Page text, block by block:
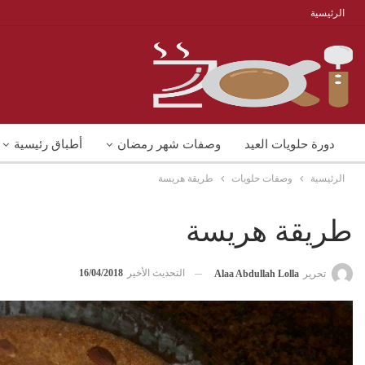
الرئيسية
دورة حلويات العيد وصفات شهر رمضان أطباق رئيسية
منوعات شوربات وصفات اكل دايت الرئيسية وصفات حلويات طريقة هريسة
طريقة هريسة
تحرير Alaa Abdullah Lolla التحديث الأخير 16/04/2018